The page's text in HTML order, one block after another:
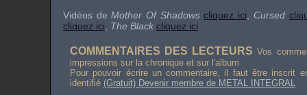
Vidéos deMother Of Shadows cliquez ici Cursed
cliquez ici
The Black cliquez ici
COMMENTAIRES DES LECTEURS Vos
impressions sur la chronique et sur l'album
Pour pouvoir écrire un commentaire, il faut être inscrit
identifié (Gratuit) Devenir membre de METAL INTEGRAL